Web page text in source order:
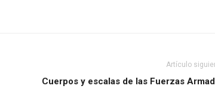
Artículo
Cuerpos y escalas de las Fuerzas